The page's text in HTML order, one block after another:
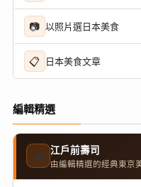
📷 以照片選日本美食
📋 日本美食文章
編輯精選
🍣 江戶前壽司
由編輯精選的經典東京